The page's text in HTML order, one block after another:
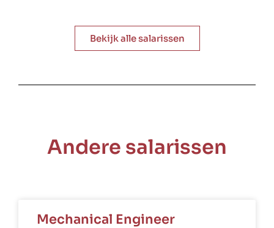
Bekijk alle salarissen
Andere salarissen
Mechanical Engineer